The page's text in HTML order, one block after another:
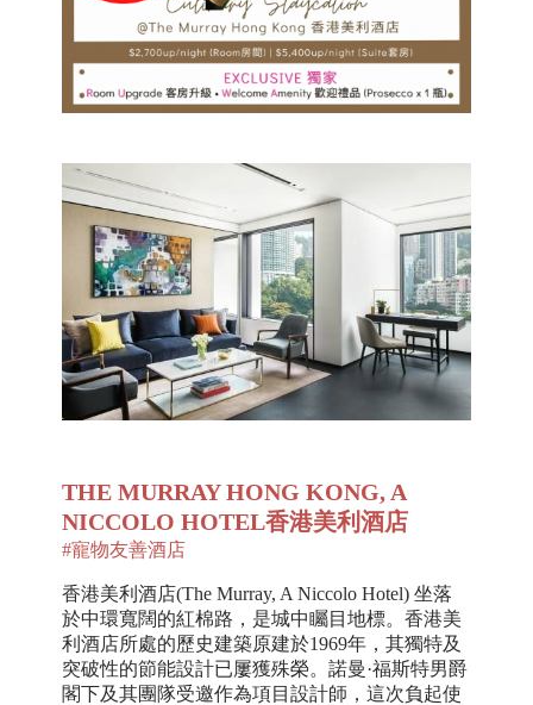
THE MURRAY HONG KONG, A
NICCOLO HOTEL香港美利酒店
#寵物友善酒店
香港美利酒店(The Murray, A Niccolo Hotel) 坐落
於中環寬闊的紅棉路，是城中矚目地標。香港美
利酒店所處的歷史建築原建於1969年，其獨特及
突破性的節能設計已屢獲殊榮。諾曼·福斯特男爵
閣下及其團隊受邀作為項目設計師，這次負起使